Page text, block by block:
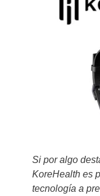
Si por algo
KoreHealth es
tecnología a